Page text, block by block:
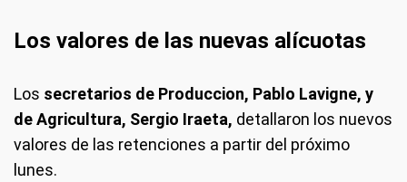
Los valores de las nuevas alícuotas
Los secretarios de Produccion, Pablo Lavigne, y
de Agricultura, Sergio Iraeta, detallaron los nuevos
valores de las retenciones a partir del próximo
lunes.